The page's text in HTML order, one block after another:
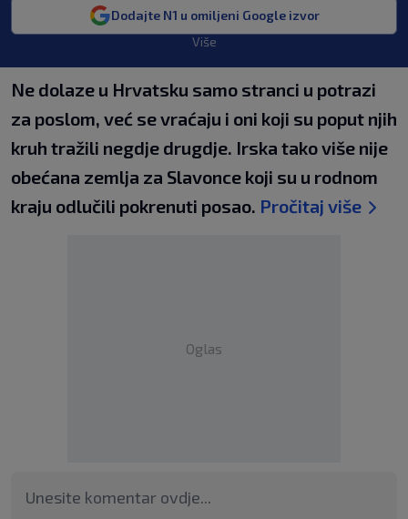
Dodajte N1 u omiljeni Google izvor
Više
Ne dolaze u Hrvatsku samo stranci u potrazi
za poslom, već se vraćaju i oni koji su poput njih
kruh tražili negdje drugdje. Irska tako više nije
obećana zemlja za Slavonce koji su u rodnom
kraju odlučili pokrenuti posao. Pročitaj više
Oglas